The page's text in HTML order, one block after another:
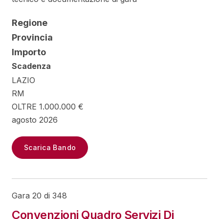
Regione
Provincia
Importo
Scadenza
LAZIO
RM
OLTRE 1.000.000 €
agosto 2026
Scarica Bando
Gara 20 di 348
Convenzioni Quadro Servizi Di